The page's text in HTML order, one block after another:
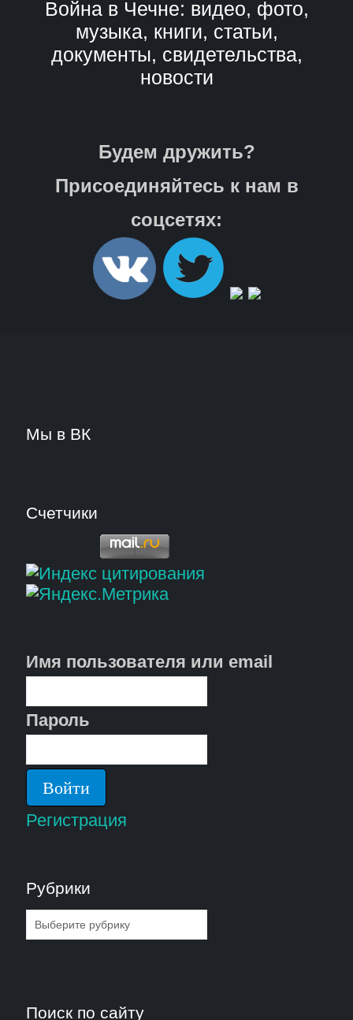
Война в Чечне: видео, фото,
музыка, книги, статьи,
документы, свидетельства,
новости
Будем дружить?
Присоединяйтесь к нам в
соцсетях:
Мы в ВК
Счетчики
Имя пользователя или email
Пароль
Регистрация
Рубрики
Рубрики
Поиск по сайту